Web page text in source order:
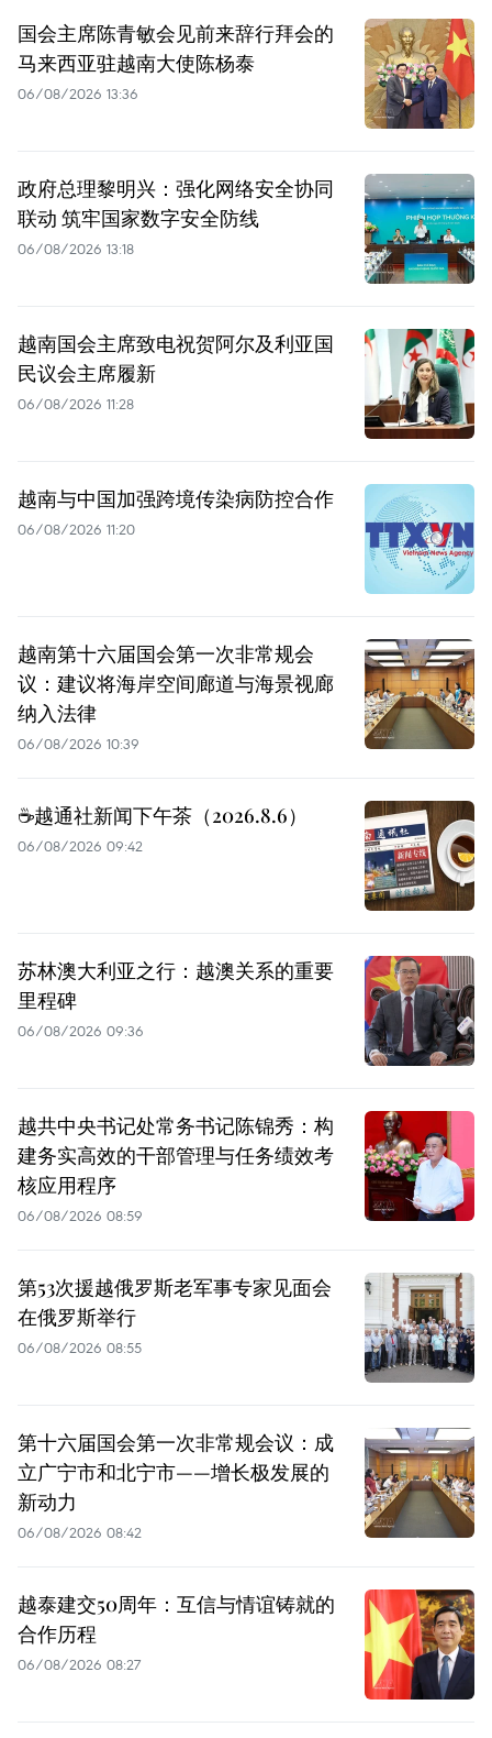
国会主席陈青敏会见前来辞行拜会的
马来西亚驻越南大使陈杨泰
06/08/2026 13:36
政府总理黎明兴：强化网络安全协同
联动 筑牢国家数字安全防线
06/08/2026 13:18
越南国会主席致电祝贺阿尔及利亚国
民议会主席履新
06/08/2026 11:28
越南与中国加强跨境传染病防控合作
06/08/2026 11:20
越南第十六届国会第一次非常规会
议：建议将海岸空间廊道与海景视廊
纳入法律
06/08/2026 10:39
☕️越通社新闻下午茶（2026.8.6）
06/08/2026 09:42
苏林澳大利亚之行：越澳关系的重要
里程碑
06/08/2026 09:36
越共中央书记处常务书记陈锦秀：构
建务实高效的干部管理与任务绩效考
核应用程序
06/08/2026 08:59
第53次援越俄罗斯老军事专家见面会
在俄罗斯举行
06/08/2026 08:55
第十六届国会第一次非常规会议：成
立广宁市和北宁市——增长极发展的
新动力
06/08/2026 08:42
越泰建交50周年：互信与情谊铸就的
合作历程
06/08/2026 08:27